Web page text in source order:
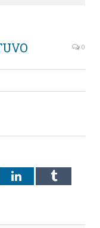
0
LinkedInTumblr